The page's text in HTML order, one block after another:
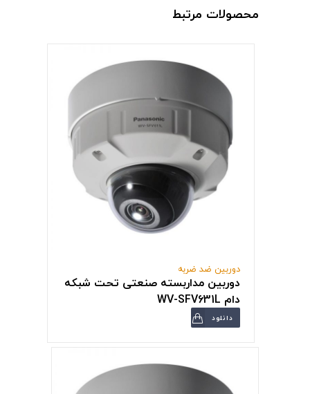
محصولات مرتبط
دوربین ضد ضربه
دوربین مداربسته صنعتی تحت شبکه
دام WV-SFV631L
دانلود